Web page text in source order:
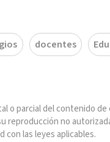
docentes
o parcial del contenido de
reproducción no
con las leyes aplicables.